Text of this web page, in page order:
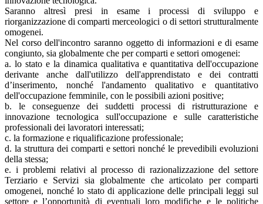
Saranno altresì presi in esame i processi di sviluppo e
riorganizzazione di comparti merceologici o di settori strutturalmente
omogenei.
Nel corso dell'incontro saranno oggetto di informazioni e di esame
congiunto, sia globalmente che per comparti e settori omogenei:
a. lo stato e la dinamica qualitativa e quantitativa dell'occupazione
derivante anche dall'utilizzo dell'apprendistato e dei contratti
d’inserimento, nonché l'andamento qualitativo e quantitativo
dell'occupazione femminile, con le possibili azioni positive;
b. le conseguenze dei suddetti processi di ristrutturazione e
innovazione tecnologica sull'occupazione e sulle caratteristiche
professionali dei lavoratori interessati;
c. la formazione e riqualificazione professionale;
d. la struttura dei comparti e settori nonché le prevedibili evoluzioni
della stessa;
e. i problemi relativi al processo di razionalizzazione del settore
Terziario e Servizi sia globalmente che articolato per comparti
omogenei, nonché lo stato di applicazione delle principali leggi sul
settore e l’opportunità di eventuali loro modifiche e le politiche